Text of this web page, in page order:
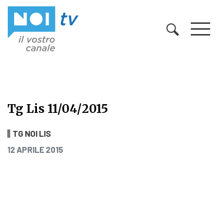
Tg Lis 11/04/2015
Tg Lis 11/04/2015
TG NOI LIS
PUBBLICATO IL
12 APRILE 2015